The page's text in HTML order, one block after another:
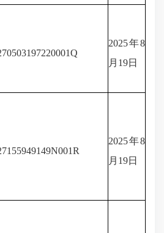
2025年8
月19日
2025年8
月19日